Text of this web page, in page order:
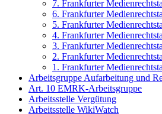
7. Frankfurter
6. Frankfurter
5. Frankfurter
4. Frankfurter
3. Frankfurter
2. Frankfurter
1. Frankfurter
Arbeitsgruppe Aufarbeitung und
Art. 10 EMRK-Arbeitsgruppe
Arbeitsstelle Vergütung
Arbeitsstelle WikiWatch